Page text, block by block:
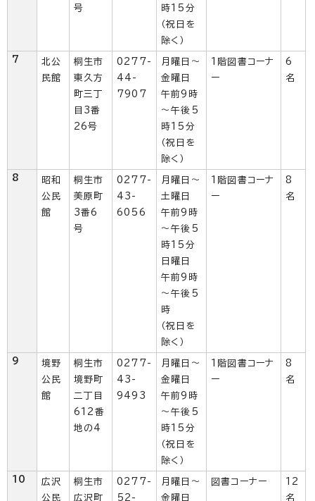
号
時15分
（祝日を
除く）
7
北公
民館
桐生市
東久方
町三丁
目3番
26号
0277-
44-
7907
月曜日～
金曜日
午前9時
～午後5
時15分
（祝日を
除く）
1階図書コーナ
ー
6
名
8
昭和
公民
館
桐生市
美原町
3番6
号
0277-
43-
6056
月曜日～
土曜日
午前9時
～午後5
時15分
日曜日
午前9時
～午後5
時
（祝日を
除く）
1階図書コーナ
ー
8
名
9
境野
公民
館
桐生市
境野町
二丁目
612番
地の4
0277-
43-
9493
月曜日～
金曜日
午前9時
～午後5
時15分
（祝日を
除く）
1階図書コーナ
ー
8
名
10
広沢
公民
桐生市
広沢町
0277-
52-
月曜日～
金曜日
図書コーナー
12
名